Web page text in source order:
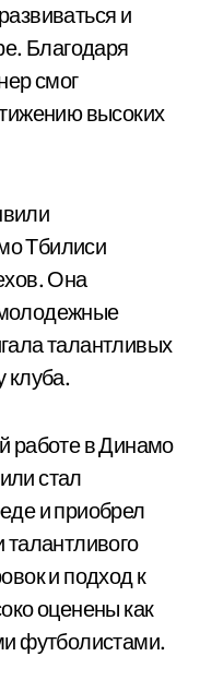
и
Благодаря
смог
высоких
Тбилиси
Она
талантливых
клуба.
работе в Динамо
стал
и приобрел
талантливого
и подход к
оценены как
футболистами.